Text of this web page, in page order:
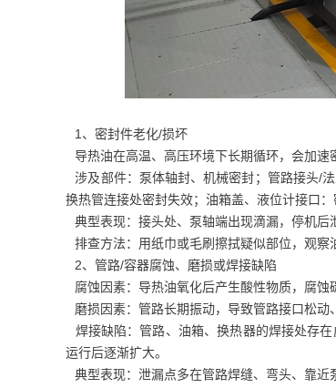
1、密封件老化/损坏
导热油在高温、高压环境下长期循环，会加速
涉及部件：泵体轴封、机械密封；管路接头/
换热管连接处密封失效；油箱盖、液位计接口：
典型表现：接头处、泵轴端出现滴漏，停机后
排查方法：用纸巾或毛刷擦拭疑似部位，观察
2、管路/容器腐蚀、磨损或焊接缺陷
腐蚀因素：导热油氧化后产生酸性物质，腐蚀
磨损因素：管路长期振动，导致管路接口松动
焊接缺陷：管路、油箱、换热器的焊接处存
运行后逐渐扩大。
典型表现：泄漏点多在管路焊缝、弯头、靠近